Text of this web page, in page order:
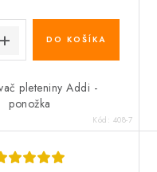
DO KOŠÍKA
pleteniny Addi -
ponožka
Kód: 408-7